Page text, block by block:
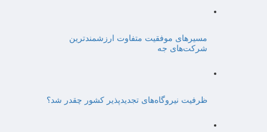
مسیرهای موفقیت متفاوت ارزشمندترین
شرکت‌های جه
ظرفیت نیروگاه‌های تجدیدپذیر کشور چقدر شد؟